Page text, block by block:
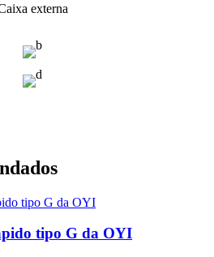
externa
tipo G da OYI